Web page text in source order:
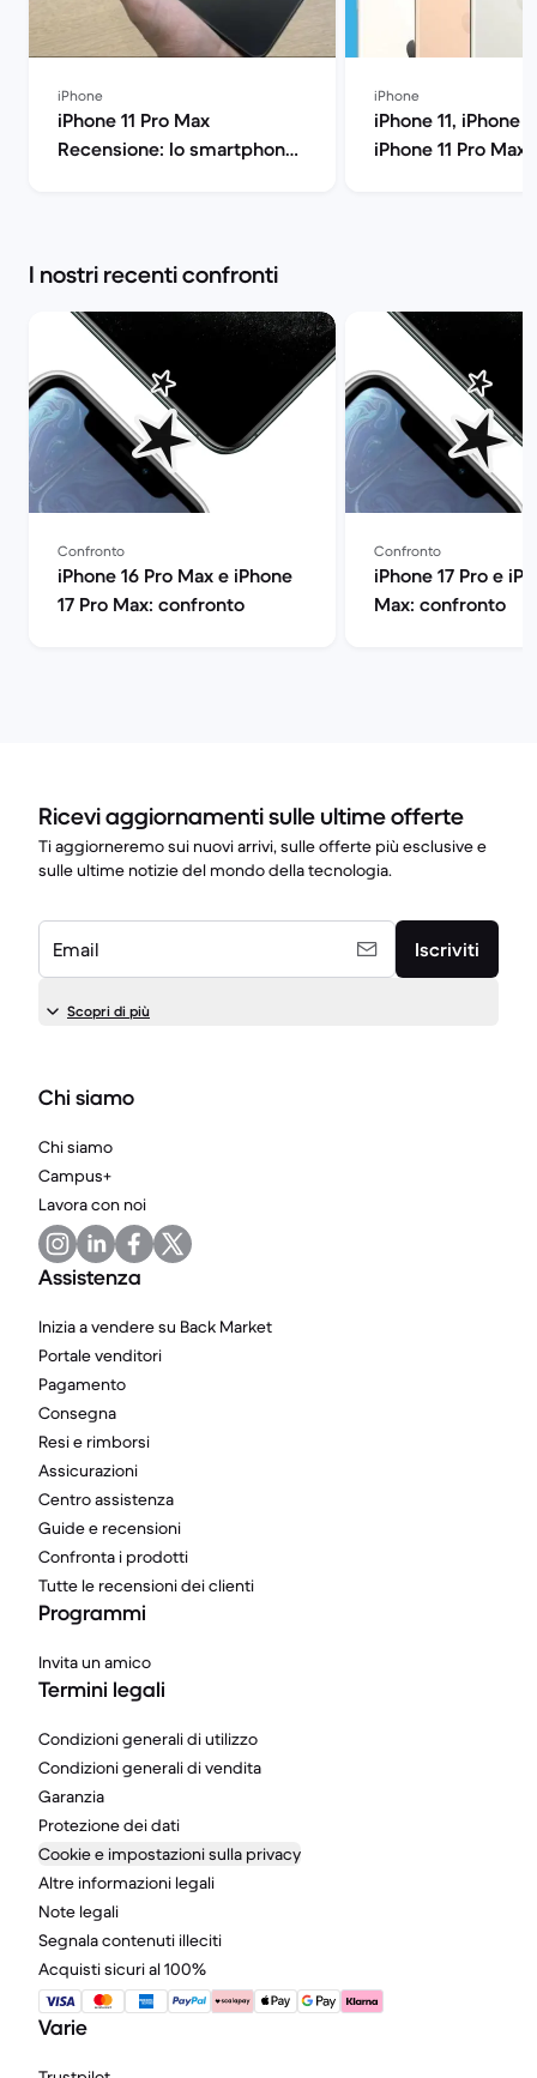
iPhone
iPhone 11 Pro Max
Recensione: lo smartphone
iPhone
iPhone 11, iPhone
iPhone 11 Pro Max:
I nostri recenti confronti
Confronto
iPhone 16 Pro Max e iPhone
17 Pro Max: confronto
Confronto
iPhone 17 Pro e
Max: confronto
Ricevi aggiornamenti sulle ultime offerte
Ti aggiorneremo sui nuovi arrivi, sulle offerte più esclusive e
sulle ultime notizie del mondo della tecnologia.
Email Iscriviti
Scopri di più
Chi siamo
Chi siamo
Campus+
Lavora con noi
Assistenza
Inizia a vendere su Back Market
Portale venditori
Pagamento
Consegna
Resi e rimborsi
Assicurazioni
Centro assistenza
Guide e recensioni
Confronta i prodotti
Tutte le recensioni dei clienti
Programmi
Invita un amico
Termini legali
Condizioni generali di utilizzo
Condizioni generali di vendita
Garanzia
Protezione dei dati
Cookie e impostazioni sulla privacy
Altre informazioni legali
Note legali
Segnala contenuti illeciti
Acquisti sicuri al 100%
Varie